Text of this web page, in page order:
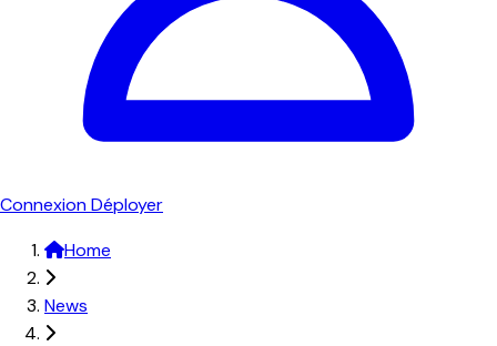
ConnexionDéployer
Home
News